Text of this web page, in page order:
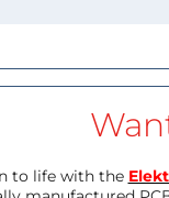
to life with the